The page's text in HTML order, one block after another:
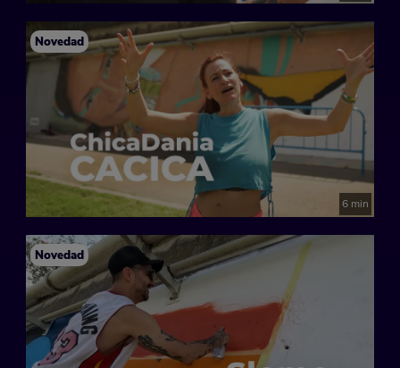
Novedad
6 min
Novedad